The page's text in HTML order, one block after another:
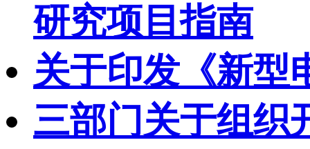
研究项目指南
关于印发《新型
三部门关于组织